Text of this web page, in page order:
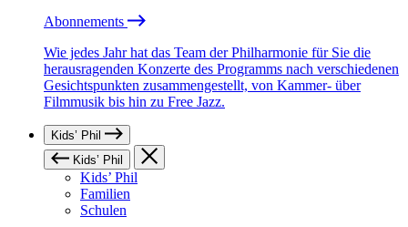
Abonnements
Wie jedes Jahr hat das Team der Philharmonie für Sie die
herausragenden Konzerte des Programms nach verschiedenen
Gesichtspunkten zusammengestellt, von Kammer- über
Filmmusik bis hin zu Free Jazz.
Kids’ Phil
Kids’ Phil
Kids’ Phil
Familien
Schulen